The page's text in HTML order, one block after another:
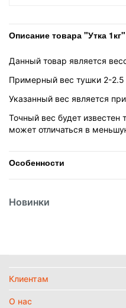
Описание товара "Утка 1кг"
Данный товар является
Примерный вес тушки 2-2.5
Указанный вес является
Точный вес будет известен
может отличаться в
Особенности
Температурный режим
Новинки
Клиентам
О нас